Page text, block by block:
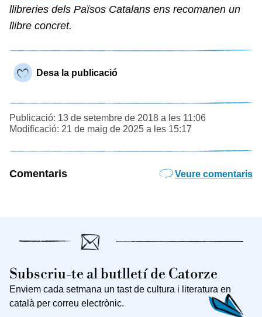
llibreries dels Països Catalans ens recomanen un
llibre concret.
Desa la publicació
Publicació: 13 de setembre de 2018 a les 11:06
Modificació: 21 de maig de 2025 a les 15:17
Comentaris Veure comentaris
Subscriu-te al butlletí de Catorze
Enviem cada setmana un tast de cultura i literatura en
català per correu electrònic.